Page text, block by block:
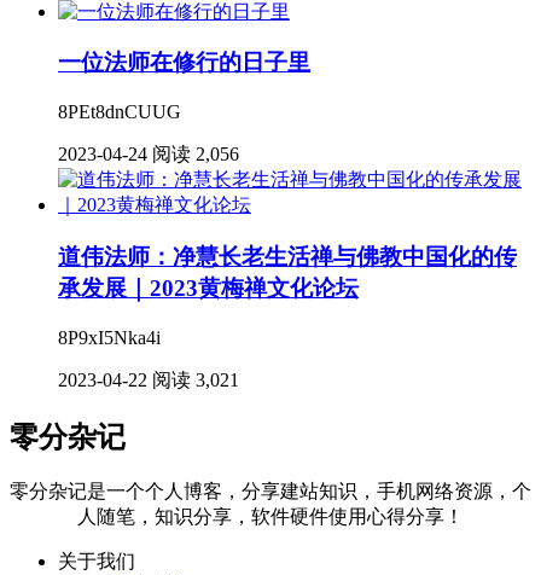
一位法师在修行的日子里
8PEt8dnCUUG
2023-04-24 阅读 2,056
道伟法师：净慧长老生活禅与佛教中国化的传
承发展｜2023黄梅禅文化论坛
8P9xI5Nka4i
2023-04-22 阅读 3,021
零分杂记
零分杂记是一个个人博客，分享建站知识，手机网络资源，个
人随笔，知识分享，软件硬件使用心得分享！
关于我们